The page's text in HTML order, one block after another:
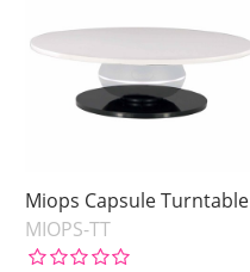
Miops Capsule Turntable
MIOPS-TT